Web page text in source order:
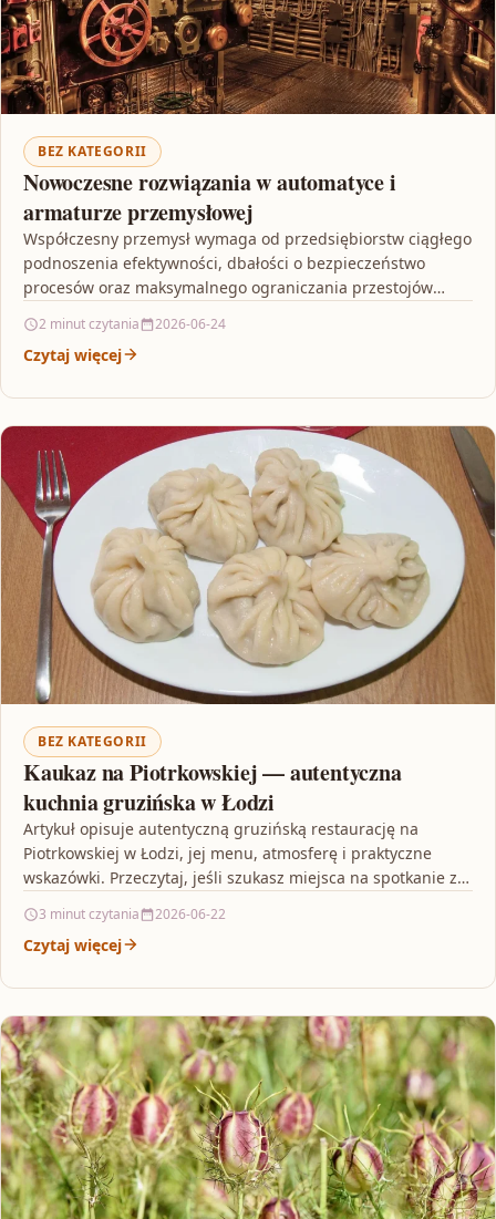
BEZ KATEGORII
Nowoczesne rozwiązania w automatyce i
armaturze przemysłowej
Współczesny przemysł wymaga od przedsiębiorstw ciągłego
podnoszenia efektywności, dbałości o bezpieczeństwo
procesów oraz maksymalnego ograniczania przestojów
inwestycja…
2 minut czytania 2026-06-24
Czytaj więcej
BEZ KATEGORII
Kaukaz na Piotrkowskiej — autentyczna
kuchnia gruzińska w Łodzi
Artykuł opisuje autentyczną gruzińską restaurację na
Piotrkowskiej w Łodzi, jej menu, atmosferę i praktyczne
wskazówki. Przeczytaj, jeśli szukasz miejsca na spotkanie z
3 minut czytania 2026-06-22
Czytaj więcej